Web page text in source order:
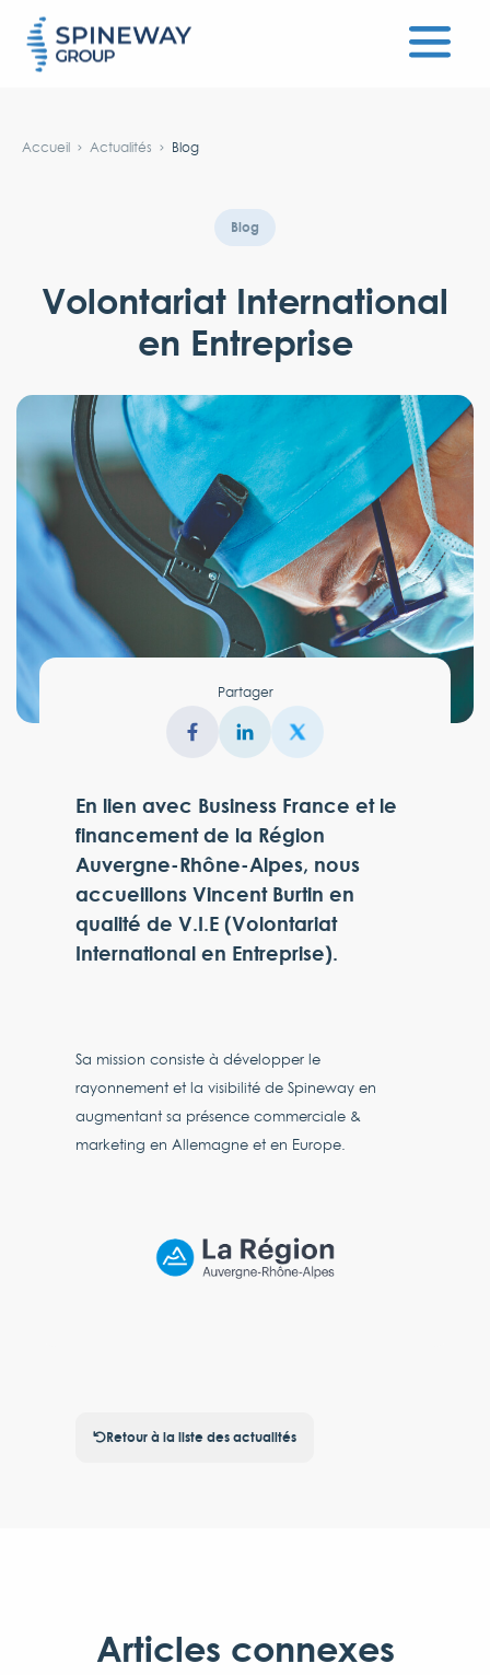
Accueil Actualités Blog
Blog
Volontariat International
en Entreprise
Partager
En lien avec Business France et le
financement de la Région
Auvergne-Rhône-Alpes, nous
accueillons Vincent Burtin en
qualité de V.I.E (Volontariat
International en Entreprise).
Sa mission consiste à développer le
rayonnement et la visibilité de Spineway en
augmentant sa présence commerciale &
marketing en Allemagne et en Europe.
Retour à la liste des actualités
Articles connexes